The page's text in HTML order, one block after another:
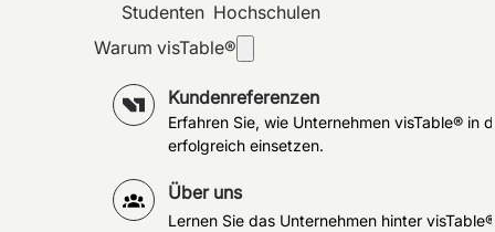
Studenten Hochschulen
Warum visTable®
Kundenreferenzen
Erfahren Sie, wie Unternehmen visTable® in
erfolgreich einsetzen.
Über uns
Lernen Sie das Unternehmen hinter